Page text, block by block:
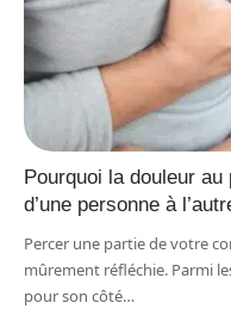
Pourquoi la douleur
d’une personne à
Percer une partie de votre
mûrement réfléchie. Parmi
pour son côté…